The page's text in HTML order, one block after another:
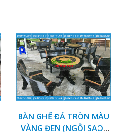
KM
BÀN GHẾ ĐÁ TRÒN MÀU
VÀNG ĐEN (NGÔI SAO)